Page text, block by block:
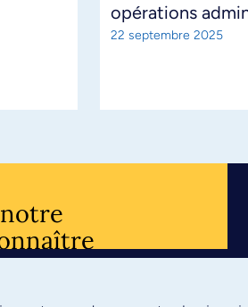
opérations
22 septembre 2025